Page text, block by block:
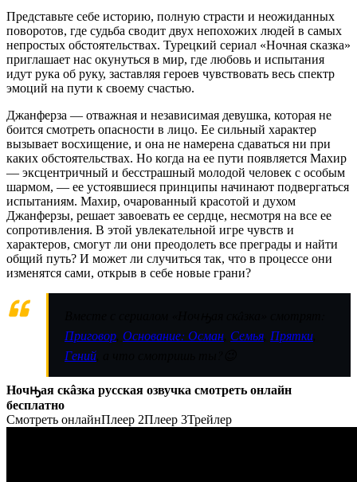
Представьте себе историю, полную страсти и неожиданных
поворотов, где судьба сводит двух непохожих людей в самых
непростых обстоятельствах. Турецкий сериал «Ночная сказка»
приглашает нас окунуться в мир, где любовь и испытания
идут рука об руку, заставляя героев чувствовать весь спектр
эмоций на пути к своему счастью.
Джанферза — отважная и независимая девушка, которая не
боится смотреть опасности в лицо. Ее сильный характер
вызывает восхищение, и она не намерена сдаваться ни при
каких обстоятельствах. Но когда на ее пути появляется Махир
— эксцентричный и бесстрашный молодой человек с особым
шармом, — ее устоявшиеся принципы начинают подвергаться
испытаниям. Махир, очарованный красотой и духом
Джанферзы, решает завоевать ее сердце, несмотря на все ее
сопротивления. В этой увлекательной игре чувств и
характеров, смогут ли они преодолеть все преграды и найти
общий путь? И может ли случиться так, что в процессе они
изменятся сами, открыв в себе новые грани?
Приговор Основание: Осман Семья Прятки
Гений
Ночԣая скâзка русская озвучка смотреть онлайн
бесплатно
Смотреть онлайнПлеер 2Плеер 3Трейлер